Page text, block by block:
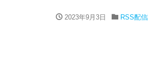
2023年9月3日 RSS配